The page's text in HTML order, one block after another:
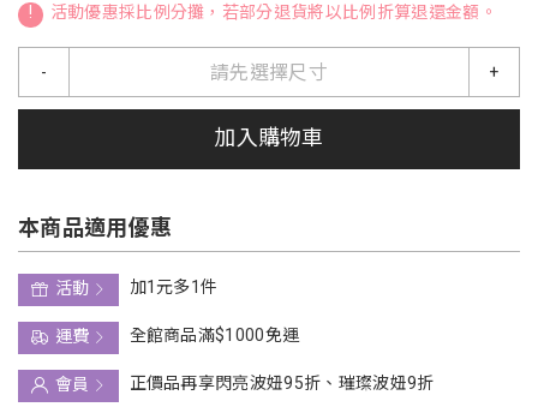
!
活動優惠採比例分攤，若部分退貨將以比例折算退還金額。
請先選擇尺寸
- +
加入購物車
本商品適用優惠
活動
加1元多1件
運費
全館商品滿$1000免運
會員
正價品再享閃亮波妞95折、璀璨波妞9折